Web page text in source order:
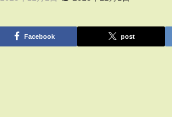
Facebook post